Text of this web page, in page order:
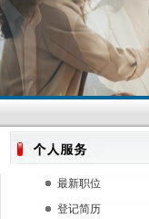
最新职位
登记简历